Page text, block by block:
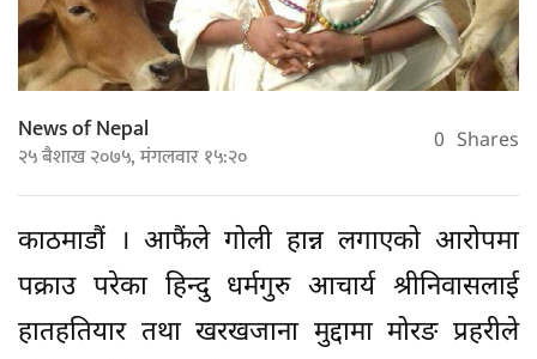
News of Nepal
२५ बैशाख २०७५, मंगलवार १५:२० 0 Shares
काठमाडौं । आफैंले गोली हान्न लगाएको आरोपमा
पक्राउ परेका हिन्दु धर्मगुरु आचार्य श्रीनिवासलाई
हातहतियार तथा खरखजाना मुद्दामा मोरङ प्रहरीले